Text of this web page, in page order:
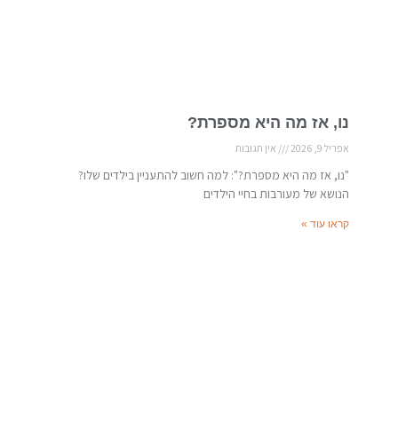
נו, אז מה היא מספרת?
אפריל 9, 2026 אין תגובות
"נו, אז מה היא מספרת?": למה חשוב להתעניין בילדים שלו?
הנושא של מעורבות בחיי הילדים
קראו עוד »